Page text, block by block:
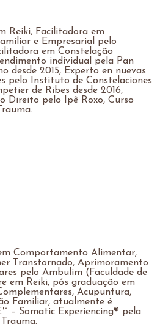
Reiki, Facilitadora em
e Empresarial pelo
em Constelação
individual pela Pan
desde 2015, Experto en nuevas
pelo Instituto de Constelaciones
de Ribes desde 2016,
Direito pelo Ipê Roxo, Curso
Comportamento Alimentar,
Transtornado, Aprimoramento
pelo Ambulim (Faculdade de
em Reiki, pós graduação em
Acupuntura,
Familiar, atualmente é
– Somatic Experiencing® pela